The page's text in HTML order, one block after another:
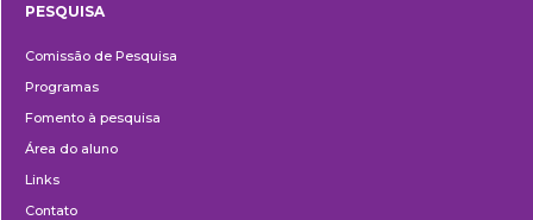
PESQUISA
Comissão de Pesquisa
Programas
Fomento à pesquisa
Área do aluno
Links
Contato